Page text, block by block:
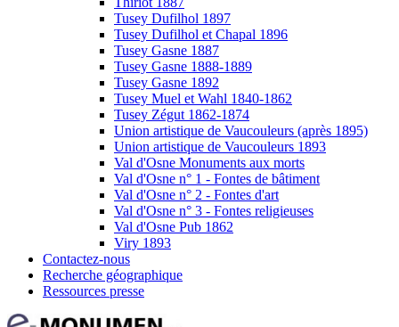
Tusey Dufilhol 1897
Tusey Dufilhol et Chapal 1896
Tusey Gasne 1887
Tusey Gasne 1888-1889
Tusey Gasne 1892
Tusey Muel et Wahl 1840-1862
Tusey Zégut 1862-1874
Union artistique de Vaucouleurs (après 1895)
Union artistique de Vaucouleurs 1893
Val d'Osne Monuments aux morts
Val d'Osne n° 1 - Fontes de bâtiment
Val d'Osne n° 2 - Fontes d'art
Val d'Osne n° 3 - Fontes religieuses
Val d'Osne Pub 1862
Viry 1893
Contactez-nous
Recherche géographique
Ressources presse